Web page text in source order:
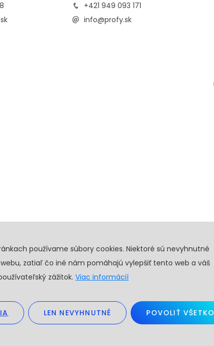
+421 949 093 171
info@profy.sk
používame súbory cookies. Niektoré sú nevyhnutné
zatiaľ čo iné nám pomáhajú vylepšiť tento web a váš
zážitok. Viac informácií
LEN NEVYHNUTNÉ POVOLIŤ VŠETKO